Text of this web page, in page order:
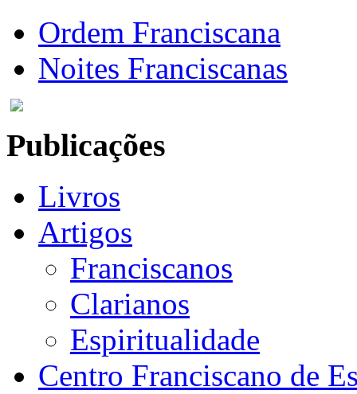
Ordem Franciscana
Noites Franciscanas
Publicações
Livros
Artigos
Franciscanos
Clarianos
Espiritualidade
Centro Franciscano de